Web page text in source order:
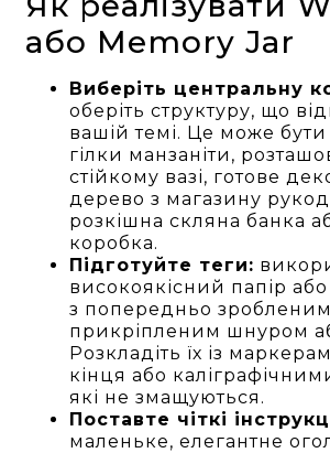
або Memory Jar
Виберіть центральну
оберіть структуру, що
вашій темі. Це може
гілки манзаніти,
стійкому вазі, готове
дерево з магазину
розкішна скляна банка
коробка.
Підготуйте теги:
високоякісний папір
з попередньо
прикріпленим шнуром
Розкладіть їх із
кінця або
які не змащуються.
Поставте чіткі
маленьке, елегантне